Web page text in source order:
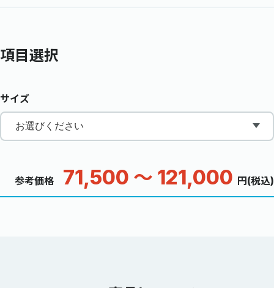
項目選択
サイズ
参考価格 71,500 ～ 121,000 円(税込)